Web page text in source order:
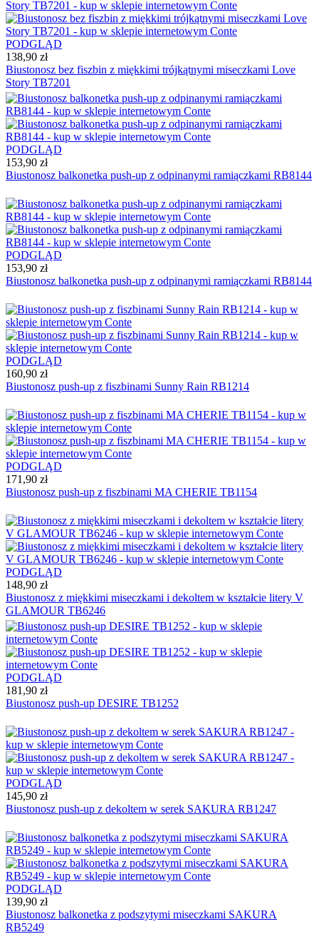
PODGLĄD
138,90 zł
Biustonosz bez fiszbin z miękkimi trójkątnymi miseczkami Love
Story TB7201
PODGLĄD
153,90 zł
Biustonosz balkonetka push-up z odpinanymi ramiączkami RB8144
PODGLĄD
153,90 zł
Biustonosz balkonetka push-up z odpinanymi ramiączkami RB8144
PODGLĄD
160,90 zł
Biustonosz push-up z fiszbinami Sunny Rain RВ1214
PODGLĄD
171,90 zł
Biustonosz push-up z fiszbinami MA CHERIE TB1154
PODGLĄD
148,90 zł
Biustonosz z miękkimi miseczkami i dekoltem w kształcie litery V
GLAMOUR TB6246
PODGLĄD
181,90 zł
Biustonosz push-up DESIRE TB1252
PODGLĄD
145,90 zł
Biustonosz push-up z dekoltem w serek SAKURA RB1247
PODGLĄD
139,90 zł
Biustonosz balkonetka z podszytymi miseczkami SAKURA
RB5249